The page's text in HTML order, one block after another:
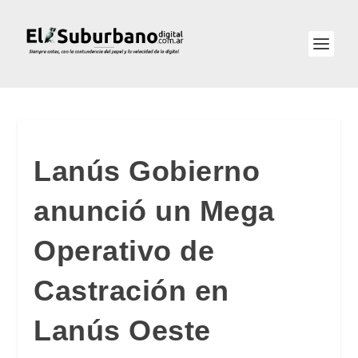
Lanús Gobierno
anunció un Mega
Operativo de
Castración en
Lanús Oeste